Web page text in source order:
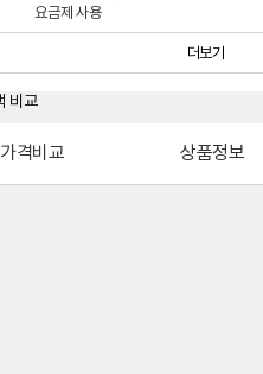
요금제 사용
더보기
가격비교 상품정보